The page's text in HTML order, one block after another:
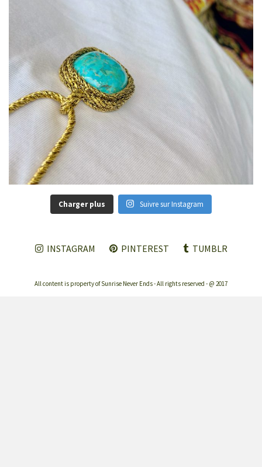
Charger plus Suivre sur Instagram
INSTAGRAM PINTEREST TUMBLR
All content is property of Sunrise Never Ends - All rights reserved - @ 2017